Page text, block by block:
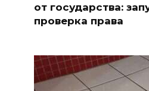
от государства:
проверка права